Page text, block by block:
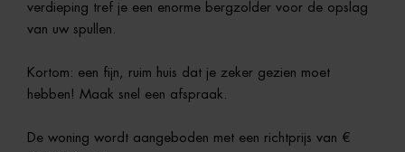
verdieping tref je een enorme bergzolder voor de opslag
van uw spullen.
Kortom: een fijn, ruim huis dat je zeker gezien moet
hebben! Maak snel een afspraak.
De woning wordt aangeboden met een richtprijs van €